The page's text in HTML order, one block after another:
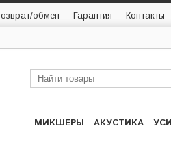
обмен Гарантия Контакты
МИКШЕРЫ АКУСТИКА